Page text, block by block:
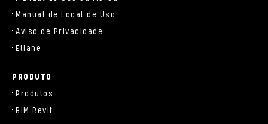
Manual de Local de Uso
Aviso de Privacidade
Eliane
PRODUTO
Produtos
BIM Revit